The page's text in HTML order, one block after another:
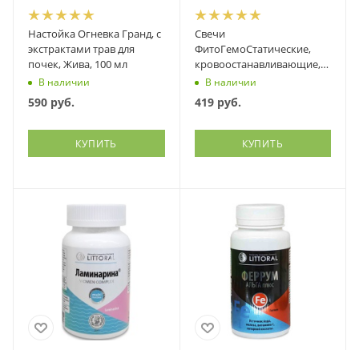
Настойка Огневка Гранд, с
экстрактами трав для
почек, Жива, 100 мл
В наличии
590 руб.
КУПИТЬ
Свечи
ФитоГемоСтатические,
кровоостанавливающие,
противовоспалительные,
Материа Био Профи, 10
штук
В наличии
419руб.
КУПИТЬ